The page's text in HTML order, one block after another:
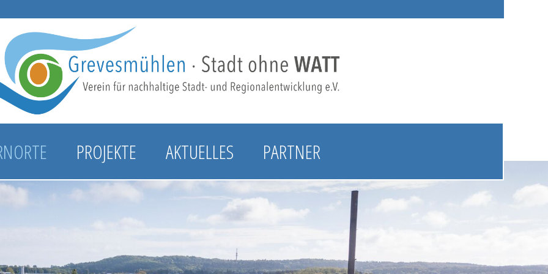
PROJEKTE AKTUELLES PARTNER